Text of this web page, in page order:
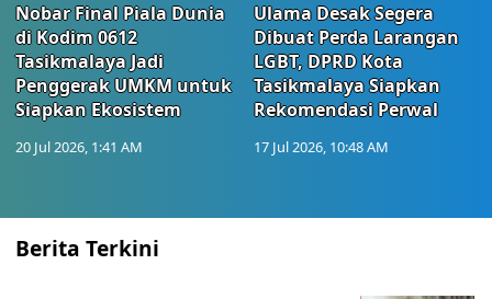
Nobar Final Piala Dunia
di Kodim 0612
Tasikmalaya Jadi
Penggerak UMKM untuk
Siapkan Ekosistem
20 Jul 2026, 1:41 AM
Ulama Desak Segera
Dibuat Perda Larangan
LGBT, DPRD Kota
Tasikmalaya Siapkan
Rekomendasi Perwal
17 Jul 2026, 10:48 AM
Berita Terkini